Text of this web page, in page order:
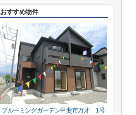
おすすめ物件
ブルーミングガーデン甲斐市万才 1号